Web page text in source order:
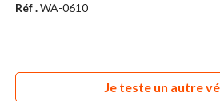
Réf .WA-0610
Je teste un autre